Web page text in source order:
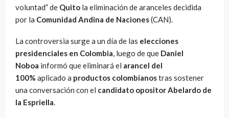
voluntad” de Quito la eliminación de aranceles decidida
por la Comunidad Andina de Naciones(CAN).
La controversia surge a un día de las elecciones
presidenciales en Colombia, luego de que Daniel
Noboa informó que eliminará el arancel del
100% aplicado a productos colombianostras sostener
una conversación con el candidato opositor Abelardo de
la Espriella.